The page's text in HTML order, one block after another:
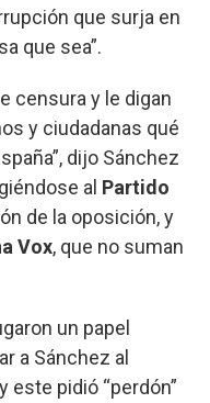
que surja en
que sea”.
censura y le digan
y ciudadanas qué
dijo Sánchez
al Partido
de la oposición, y
Vox, que no suman
un papel
a Sánchez al
este pidió “perdón”